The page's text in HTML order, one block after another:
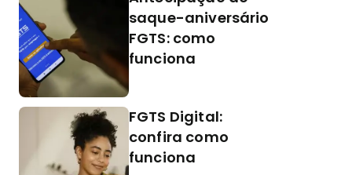
saque-aniversário
FGTS: como
funciona
FGTS Digital:
confira como
funciona